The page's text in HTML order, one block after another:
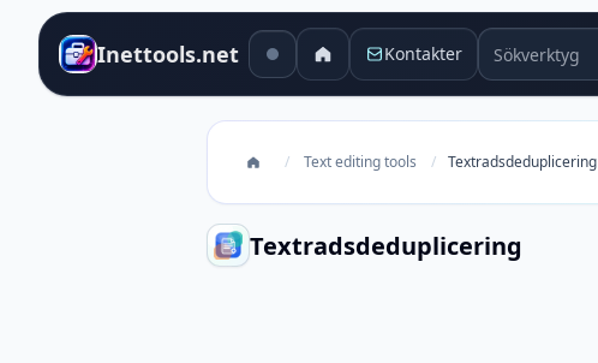
Inettools.net Kontakter Sökverktyg
/ Text editing tools / Textradsdeduplicering
Textradsdeduplicering